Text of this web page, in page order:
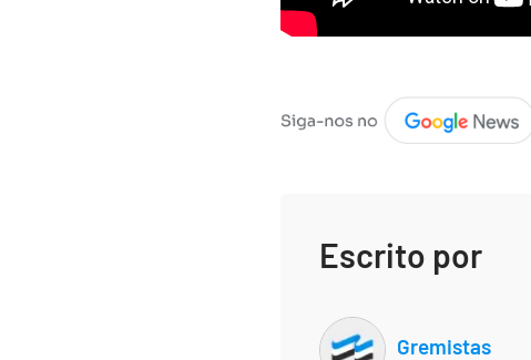
Escrito por
Gremistas